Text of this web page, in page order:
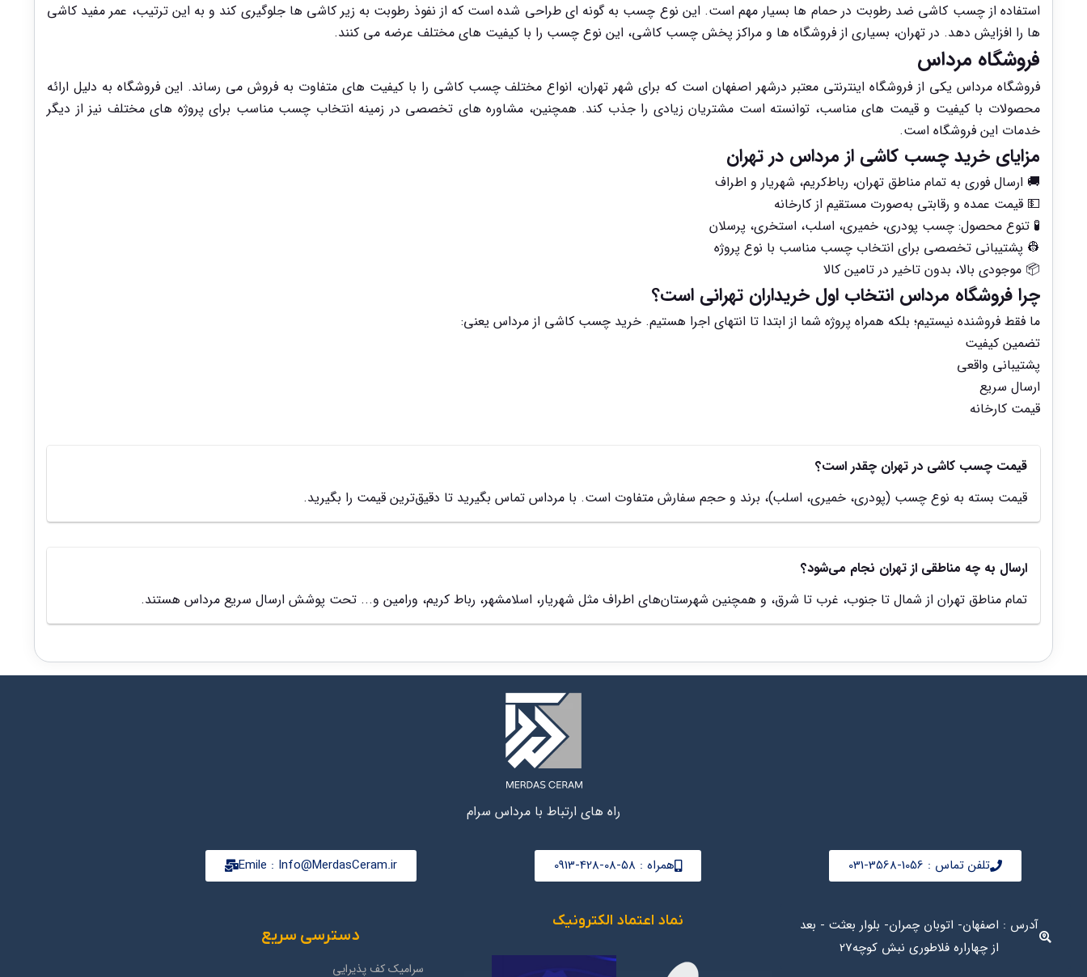
استفاده از چسب کاشی ضد رطوبت در حمام ها بسیار مهم است. این نوع چسب به گونه ای طراحی شده است که از نفوذ رطوبت به زیر کاشی ها جلوگیری کند و به این ترتیب، عمر مفید کاشی
ها را افزایش دهد. در تهران، بسیاری از فروشگاه ها و مراکز پخش چسب کاشی، این نوع چسب را با کیفیت های مختلف عرضه می کنند.
فروشگاه مرداس
فروشگاه مرداس یکی از فروشگاه اینترنتی معتبر درشهر اصفهان است که برای شهر تهران، انواع مختلف چسب کاشی را با کیفیت های متفاوت به فروش می رساند. این فروشگاه به دلیل ارائه
محصولات با کیفیت و قیمت های مناسب، توانسته است مشتریان زیادی را جذب کند. همچنین، مشاوره های تخصصی در زمینه انتخاب چسب مناسب برای پروژه های مختلف نیز از دیگر
خدمات این فروشگاه است.
مزایای خرید چسب کاشی از مرداس در تهران
🚚 ارسال فوری به تمام مناطق تهران، رباط‌کریم، شهریار و اطراف
💵 قیمت عمده و رقابتی به‌صورت مستقیم از کارخانه
🧪 تنوع محصول: چسب پودری، خمیری، اسلب، استخری، پرسلان
👷 پشتیبانی تخصصی برای انتخاب چسب مناسب با نوع پروژه
📦 موجودی بالا، بدون تاخیر در تامین کالا
چرا فروشگاه مرداس انتخاب اول خریداران تهرانی است؟
ما فقط فروشنده نیستیم؛ بلکه همراه پروژه شما از ابتدا تا انتهای اجرا هستیم. خرید چسب کاشی از مرداس یعنی:
تضمین کیفیت
پشتیبانی واقعی
ارسال سریع
قیمت کارخانه
قیمت چسب کاشی در تهران چقدر است؟
قیمت بسته به نوع چسب (پودری، خمیری، اسلب)، برند و حجم سفارش متفاوت است. با مرداس تماس بگیرید تا دقیق‌ترین قیمت را بگیرید.
ارسال به چه مناطقی از تهران نجام می‌شود؟
تمام مناطق تهران از شمال تا جنوب، غرب تا شرق، و همچنین شهرستان‌های اطراف مثل شهریار، اسلامشهر، رباط کریم، ورامین و... تحت پوشش ارسال سریع مرداس هستند.
راه های ارتباط با مرداس سرام
تلفن تماس : 1056-3568-031 همراه : 58-08-428-0913 Emile : Info@MerdasCeram.ir
آدرس : اصفهان- اتوبان چمران- بلوار بعثت - بعد
از چهاراره فلاطوری نبش کوچه27
نماد اعتماد الکترونیک
دسترسی سریع
سرامیک کف پذیرایی